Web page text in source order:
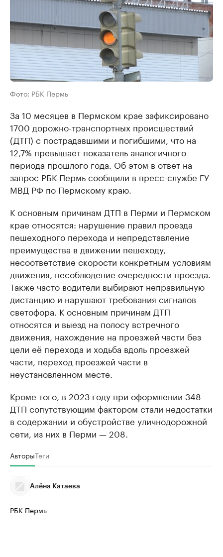
Фото: РБК Пермь
За 10 месяцев в Пермском крае зафиксировано
1700 дорожно-транспортных происшествий
(ДТП) с пострадавшими и погибшими, что на
12,7% превышает показатель аналогичного
периода прошлого года. Об этом в ответ на
запрос РБК Пермь сообщили в пресс-службе ГУ
МВД РФ по Пермскому краю.
К основным причинам ДТП в Перми и Пермском
крае относятся: нарушение правил проезда
пешеходного перехода и непредставление
преимущества в движении пешеходу,
несоответствие скорости конкретным условиям
движения, несоблюдение очередности проезда.
Также часто водители выбирают неправильную
дистанцию и нарушают требования сигналов
светофора. К основным причинам ДТП
относятся и выезд на полосу встречного
движения, нахождение на проезжей части без
цели её перехода и ходьба вдоль проезжей
части, переход проезжей части в
неустановленном месте.
Кроме того, в 2023 году при оформлении 348
ДТП сопутствующим фактором стали недостатки
в содержании и обустройстве улично­дорожной
сети, из них в Перми — 208.
АвторыТеги
Алёна Катаева
РБК Пермь